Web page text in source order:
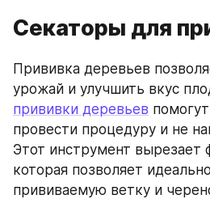
Секаторы для
Прививка деревьев
урожай и улучшить вкус
прививки деревьев
провести процедуру и не
Этот инструмент вырезает
которая позволяет
прививаемую ветку и